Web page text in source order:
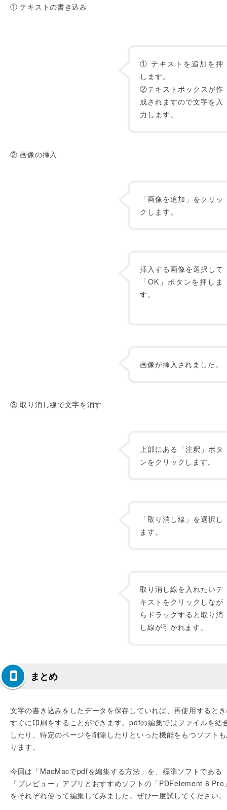
① テキストの書き込み
① テキストを追加を押
します。
②テキストボックスが作
成されますので文字を入
力します。
② 画像の挿入
「画像を追加」をクリッ
クします。
挿入する画像を選択して
「OK」ボタンを押しま
す。
画像が挿入されました。
③ 取り消し線で文字を消す
上部にある「注釈」ボタ
ンをクリックします。
「取り消し線」を選択し
ます。
取り消し線を入れたいテ
キストをクリックしなが
らドラッグすると取り消
し線が引かれます。
まとめ
文字の書き込みをしたデータを保存していれば、再使用すると
すぐに印刷をすることができます。pdfの編集ではファイルを結
したり、特定のページを削除したりといった機能をもつソフト
ります。
今回は「MacMacでpdfを編集する方法」を、標準ソフトである
「プレビュー」アプリとおすすめソフトの「PDFelement 6 Pro
をそれぞれ使って編集してみました。ぜひ一度試してください。